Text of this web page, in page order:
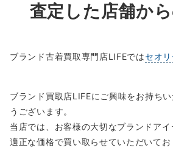
査定した店舗か
ブランド古着買取専門店LIFEではセオ
ブランド買取店LIFEにご興味をお持ち
うございます。
当店では、お客様の大切なブランドアイ
適正な価格で買い取らせていただいてお